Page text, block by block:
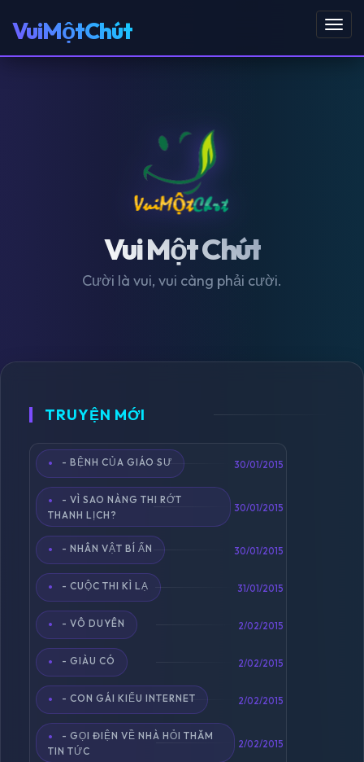
VuiMộtChút
Vui Một Chút
Cười là vui, vui càng phải cười.
TRUYỆN MỚI
- BỆNH CỦA GIÁO SƯ 30/01/2015
- VÌ SAO NÀNG THI RỚT
THANH LỊCH?
30/01/2015
- NHÂN VẬT BÍ ẨN 30/01/2015
- CUỘC THI KÌ LẠ 31/01/2015
- VÔ DUYÊN 2/02/2015
- GIÀU CÓ 2/02/2015
- CON GÁI KIỂU INTERNET 2/02/2015
- GỌI ĐIỆN VỀ NHÀ HỎI THĂM
TIN TỨC
2/02/2015